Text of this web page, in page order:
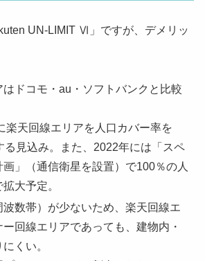
UN-LIMIT Ⅵ」ですが、デメリッ
ドコモ・au・ソフトバンクと比較
天回線エリアを人口カバー率を
る見込み。また、2022年には「スペ
」（通信衛星を設置）で100％の人
大予定。
波数帯）が少ないため、楽天回線エ
ー回線エリアであっても、建物内・
くい。